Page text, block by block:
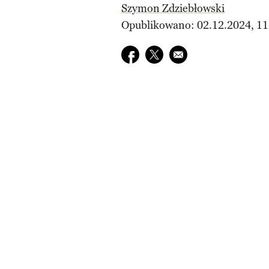
Szymon Zdziebłowski
Opublikowano: 02.12.2024,
Udostępnij na facebook
Udostępnij na twitter
E-mail do przyjaciela